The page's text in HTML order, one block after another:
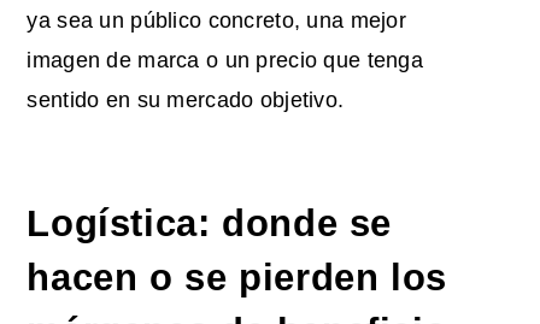
ya sea un público concreto, una mejor
imagen de marca o un precio que tenga
sentido en su mercado objetivo.
Logística: donde se
hacen o se pierden los